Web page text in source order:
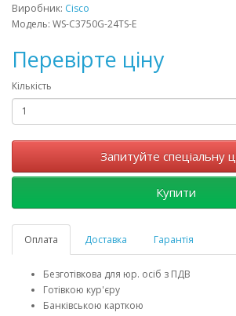
Виробник: Cisco
Модель: WS-C3750G-24TS-E
Перевірте ціну
Кількість
Запитуйте спеціальну
Купити
Оплата Доставка Гарантія
Безготівкова для юр. осіб з ПДВ
Готівкою кур'єру
Банківською карткою